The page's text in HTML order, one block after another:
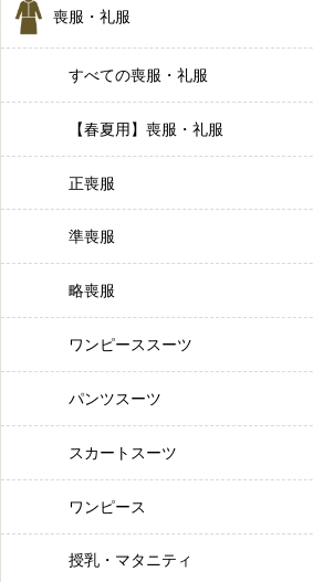
喪服・礼服
すべての喪服・礼服
【春夏用】喪服・礼服
正喪服
準喪服
略喪服
ワンピーススーツ
パンツスーツ
スカートスーツ
ワンピース
授乳・マタニティ